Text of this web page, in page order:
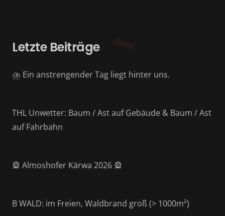
Letzte Beiträge
⛈️ Ein anstrengender Tag liegt hinter uns.
THL Unwetter: Baum / Ast auf Gebäude & Baum / Ast
auf Fahrbahn
🎡 Almoshofer Kärwa 2026 🎡
B WALD: im Freien, Waldbrand groß (> 1000m²)